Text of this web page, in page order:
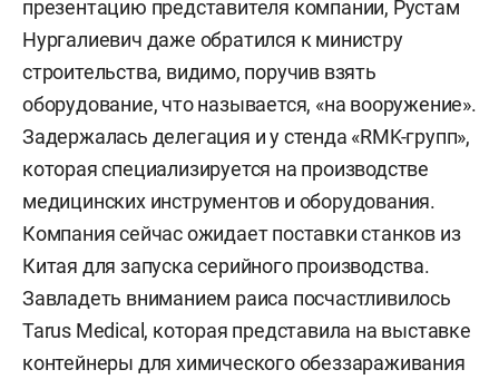
гектаров.
У парка уже есть вторая очередь — «М-7 2.0».
Этот проект стартовал в 2020 году. На сегодня
это земельный участок промышленного
назначения в статусе Greenfield общей
площадью с учетом проданных участков на
первой линии 18 гектаров.
В целом на сегодня проект «М-7» включает в
себя четыре промышленные площадки: «М-7»
(Зеленодольский район РТ, поселок
презентацию представителя компании, Рустам
Нургалиевич даже обратился к министру
строительства, видимо, поручив взять
оборудование, что называется, «на вооружение».
Задержалась делегация и у стенда «RMK-групп»,
которая специализируется на производстве
медицинских инструментов и оборудования.
Компания сейчас ожидает поставки станков из
Китая для запуска серийного производства.
Завладеть вниманием раиса посчастливилось
Tarus Medical, которая представила на выставке
контейнеры для химического обеззараживания